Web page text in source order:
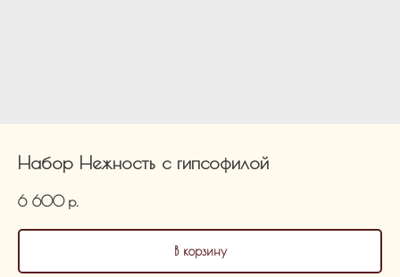
Набор Нежность с гипсофилой
6 600 р.
В корзину